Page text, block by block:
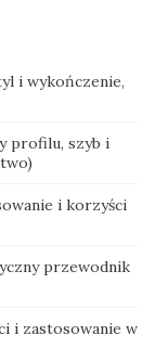
i wykończenie,
profilu, szyb i
i korzyści
przewodnik
i zastosowanie w